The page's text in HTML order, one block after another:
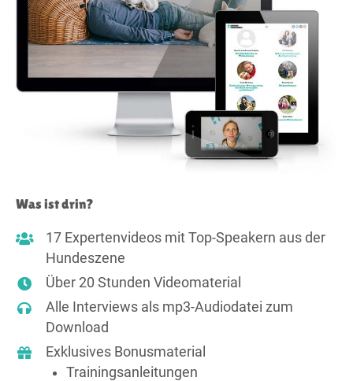
Was ist drin?
17 Expertenvideos mit Top-Speakern aus der
Hundeszene
Über 20 Stunden Videomaterial
Alle Interviews als mp3-Audiodatei zum
Download
Exklusives Bonusmaterial
Trainings­anleitungen